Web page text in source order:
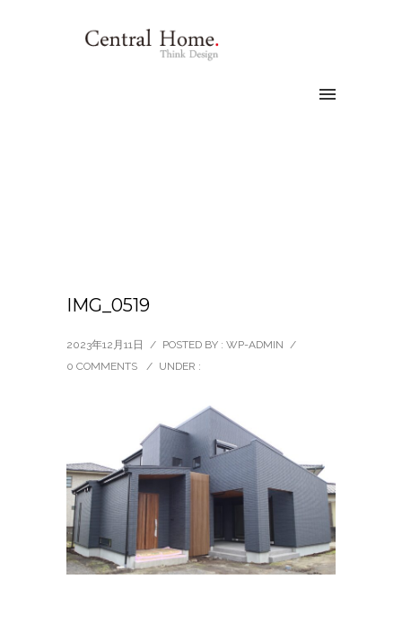
IMG_0519
2023年12月11日 / POSTED BY : WP-ADMIN /
0 COMMENTS
/ UNDER :